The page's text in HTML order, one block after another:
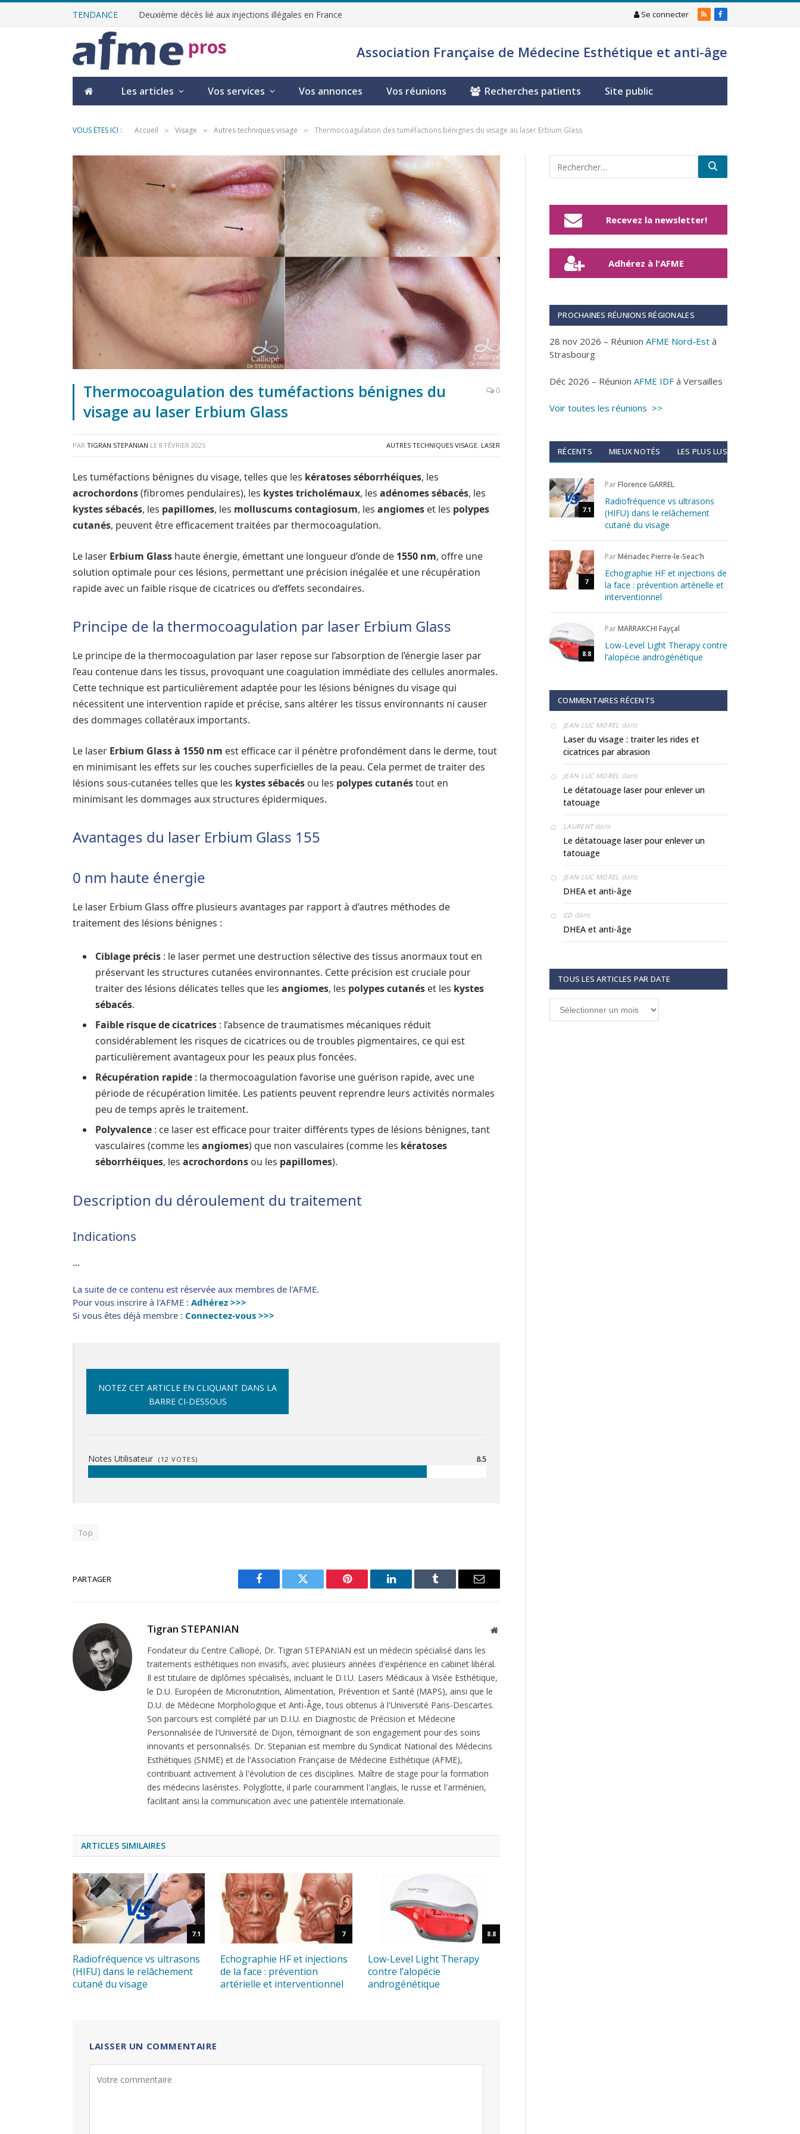
TENDANCE Deuxième décès lié aux injections illégales en France Se connecter RSSFacebook
pros Association Française de Médecine Esthétique et anti-âge
Les articles Vos services Vos annonces Vos réunions Recherches patients Site public
VOUS ÊTES ICI : Accueil » Visage » Autres techniques visage » Thermocoagulation des tuméfactions bénignes du visage au laser Erbium Glass
Thermocoagulation des tuméfactions bénignes du
visage au laser Erbium Glass
0
PAR TIGRAN STEPANIAN LE 8 FÉVRIER 2025 AUTRES TECHNIQUES VISAGE, LASER
Les tuméfactions bénignes du visage, telles que les kératoses séborrhéiques, les
acrochordons(fibromes pendulaires), les kystes tricholémaux, les adénomes sébacés, les
kystes sébacés, les papillomes, les molluscums contagiosum, les angiomes et les polypes
cutanés, peuvent être efficacement traitées par thermocoagulation.
Le laser Erbium Glass haute énergie, émettant une longueur d’onde de 1550 nm, offre une
solution optimale pour ces lésions, permettant une précision inégalée et une récupération
rapide avec un faible risque de cicatrices ou d’effets secondaires.
Principe de la thermocoagulation par laser Erbium Glass
Le principe de la thermocoagulation par laser repose sur l’absorption de l’énergie laser par
l’eau contenue dans les tissus, provoquant une coagulation immédiate des cellules anormales.
Cette technique est particulièrement adaptée pour les lésions bénignes du visage qui
nécessitent une intervention rapide et précise, sans altérer les tissus environnants ni causer
des dommages collatéraux importants.
Le laser Erbium Glass à 1550 nm est efficace car il pénètre profondément dans le derme, tout
en minimisant les effets sur les couches superficielles de la peau. Cela permet de traiter des
lésions sous-cutanées telles que les kystes sébacés ou les polypes cutanéstout en
minimisant les dommages aux structures épidermiques.
Avantages du laser Erbium Glass 155
0 nm haute énergie
Le laser Erbium Glass offre plusieurs avantages par rapport à d’autres méthodes de
traitement des lésions bénignes :
Ciblage précis : le laser permet une destruction sélective des tissus anormaux tout en
préservant les structures cutanées environnantes. Cette précision est cruciale pour
traiter des lésions délicates telles que les angiomes, les polypes cutanés et les kystes
sébacés.
Faible risque de cicatrices : l’absence de traumatismes mécaniques réduit
considérablement les risques de cicatrices ou de troubles pigmentaires, ce qui est
particulièrement avantageux pour les peaux plus foncées.
Récupération rapide : la thermocoagulation favorise une guérison rapide, avec une
période de récupération limitée. Les patients peuvent reprendre leurs activités normales
peu de temps après le traitement.
Polyvalence : ce laser est efficace pour traiter différents types de lésions bénignes, tant
vasculaires (comme les angiomes) que non vasculaires (comme les kératoses
séborrhéiques, les acrochordons ou les papillomes).
Description du déroulement du traitement
Indications
...
La suite de ce contenu est réservée aux membres de l'AFME.
Pour vous inscrire à l'AFME : Adhérez >>>
Si vous êtes déjà membre : Connectez-vous >>>
NOTEZ CET ARTICLE EN CLIQUANT DANS LA
BARRE CI-DESSOUS
Notes Utilisateur (12 VOTES) 8.5
Top
PARTAGER
Facebook Twitter Pinterest LinkedIn Tumblr Email
Tigran STEPANIAN
Site
Fondateur du Centre Calliopé, Dr. Tigran STEPANIAN est un médecin spécialisé dans les
traitements esthétiques non invasifs, avec plusieurs années d'expérience en cabinet libéral.
Il est titulaire de diplômes spécialisés, incluant le D.I.U. Lasers Médicaux à Visée Esthétique,
le D.U. Européen de Micronutrition, Alimentation, Prévention et Santé (MAPS), ainsi que le
D.U. de Médecine Morphologique et Anti-Âge, tous obtenus à l'Université Paris-Descartes.
Son parcours est complété par un D.I.U. en Diagnostic de Précision et Médecine
Personnalisée de l'Université de Dijon, témoignant de son engagement pour des soins
innovants et personnalisés. Dr. Stepanian est membre du Syndicat National des Médecins
Esthétiques (SNME) et de l'Association Française de Médecine Esthétique (AFME),
contribuant activement à l'évolution de ces disciplines. Maître de stage pour la formation
des médecins laséristes. Polyglotte, il parle couramment l'anglais, le russe et l'arménien,
facilitant ainsi la communication avec une patientèle internationale.
ARTICLES SIMILAIRES
7.1
Radiofréquence vs ultrasons
(HIFU) dans le relâchement
cutané du visage
7
Echographie HF et injections
de la face : prévention
artérielle et interventionnel
8.8
Low-Level Light Therapy
contre l’alopécie
androgénétique
LAISSER UN COMMENTAIRE
Recevez la newsletter!
Adhérez à l'AFME
PROCHAINES RÉUNIONS RÉGIONALES
28 nov 2026 – Réunion AFME Nord-Est à
Strasbourg
Déc 2026 – Réunion AFME IDF à Versailles
Voir toutes les réunions >>
RÉCENTS MIEUX NOTÉS LES PLUS LUS
7.1
ParFlorence GARREL
Radiofréquence vs ultrasons
(HIFU) dans le relâchement
cutané du visage
7
ParMériadec Pierre-le-Seac'h
Echographie HF et injections de
la face : prévention artérielle et
interventionnel
8.8
ParMARRAKCHI Fayçal
Low-Level Light Therapy contre
l’alopécie androgénétique
COMMENTAIRES RÉCENTS
JEAN-LUC MOREL dans
Laser du visage : traiter les rides et
cicatrices par abrasion
JEAN-LUC MOREL dans
Le détatouage laser pour enlever un
tatouage
LAURENTdans
Le détatouage laser pour enlever un
tatouage
JEAN-LUC MOREL dans
DHEA et anti-âge
CDdans
DHEA et anti-âge
TOUS LES ARTICLES PAR DATE
Tous